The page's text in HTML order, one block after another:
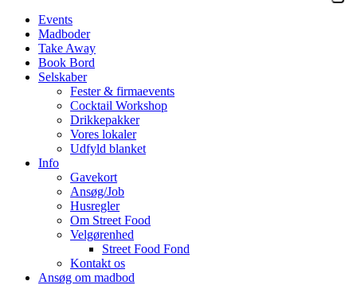
Events
Madboder
Take Away
Book Bord
Selskaber
Fester & firmaevents
Cocktail Workshop
Drikkepakker
Vores lokaler
Udfyld blanket
Info
Gavekort
Ansøg/Job
Husregler
Om Street Food
Velgørenhed
Street Food Fond
Kontakt os
Ansøg om madbod